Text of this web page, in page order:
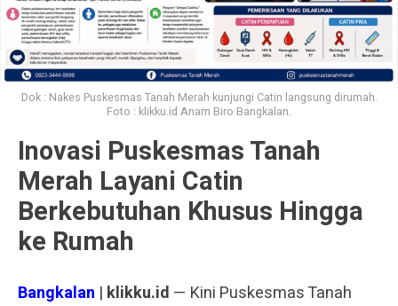
Dok : Nakes Puskesmas Tanah Merah kunjungi Catin langsung dirumah.
Foto : klikku.id Anam Biro Bangkalan.
Inovasi Puskesmas Tanah
Merah Layani Catin
Berkebutuhan Khusus Hingga
ke Rumah
Bangkalan | klikku.id — Kini Puskesmas Tanah